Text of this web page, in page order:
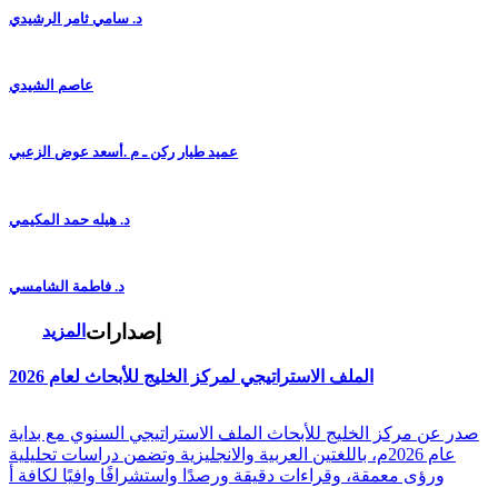
د. سامي ثامر الرشيدي
عاصم الشيدي
عميد طيار ركن ـ م .أسعد عوض الزعبي
د. هيله حمد المكيمي
د. فاطمة الشامسي
المزيد إصدارات
الملف الاستراتيجي لمركز الخليج للأبحاث لعام 2026
صدر عن مركز الخليج للأبحاث الملف الاستراتيجي السنوي مع بداية
عام 2026م، باللغتين العربية والانجليزية وتضمن دراسات تحليلية
ورؤى معمقة، وقراءات دقيقة ورصدًا واستشرافًا وافيًا لكافة أ